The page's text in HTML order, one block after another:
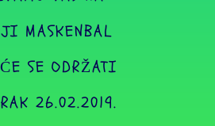
MASKENBAL
SE ODRŽATI
26.02.2019.